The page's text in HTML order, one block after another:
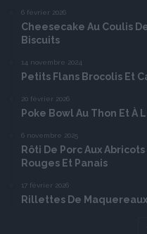
6 février 2026
Cheesecake Au Coulis
Biscuits
14 novembre 2024
Petits Flans Brocolis Et
20 février 2026
Poke Bowl Au Thon Et À
6 novembre 2025
Rôti De Porc Aux
Rouges Et Panais
17 février 2026
Rillettes De Maquereaux